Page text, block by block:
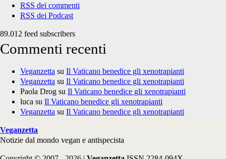
RSS dei commenti
RSS dei Podcast
89.012 feed subscribers
Commenti recenti
Veganzetta su Il Vaticano benedice gli xenotrapianti
Veganzetta su Il Vaticano benedice gli xenotrapianti
Paola Drog su Il Vaticano benedice gli xenotrapianti
luca su Il Vaticano benedice gli xenotrapianti
Veganzetta su Il Vaticano benedice gli xenotrapianti
Veganzetta
Notizie dal mondo vegan e antispecista